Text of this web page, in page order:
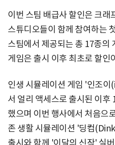
이번 스팀 배급사 할인은 크래
스튜디오들이 함께 참여하는
스팀에서 제공되는 총 17종의
게임은 출시 이후 최초로 할인
인생 시뮬레이션 게임 '인조이
서 얼리 액세스로 출시된 이후
했으며 이번 행사에서 처음으
존 생활 시뮬레이션 '딩컴